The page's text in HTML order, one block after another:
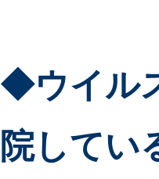
◆ウイル
院して